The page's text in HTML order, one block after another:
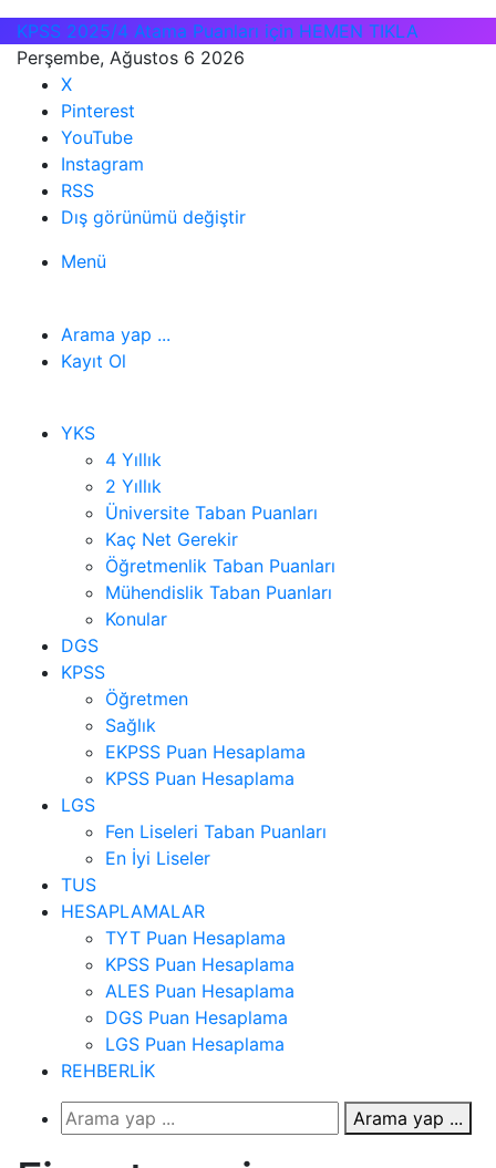
KPSS 2025/4 Atama Puanları için HEMEN TIKLA
Perşembe, Ağustos 6 2026
X
Pinterest
YouTube
Instagram
RSS
Dış görünümü değiştir
Menü
Arama yap ...
Kayıt Ol
YKS
4 Yıllık
2 Yıllık
Üniversite Taban Puanları
Kaç Net Gerekir
Öğretmenlik Taban Puanları
Mühendislik Taban Puanları
Konular
DGS
KPSS
Öğretmen
Sağlık
EKPSS Puan Hesaplama
KPSS Puan Hesaplama
LGS
Fen Liseleri Taban Puanları
En İyi Liseler
TUS
HESAPLAMALAR
TYT Puan Hesaplama
KPSS Puan Hesaplama
ALES Puan Hesaplama
DGS Puan Hesaplama
LGS Puan Hesaplama
REHBERLİK
Arama yap ...